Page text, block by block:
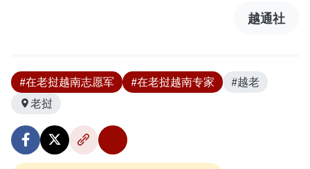
越通社
#在老挝越南志愿军 #在老挝越南专家
#越老
老挝